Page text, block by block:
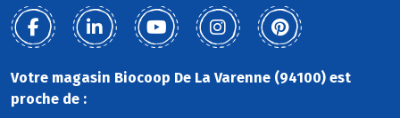
Votre magasin Biocoop De La Varenne (94100) est
proche de :